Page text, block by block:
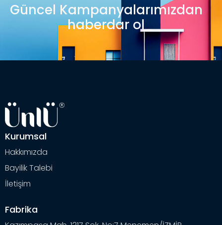
Güncel Kampanyalarımızdan
haberdar ol
Kurumsal
Hakkımızda
Bayilik Talebi
İletişim
Fabrika